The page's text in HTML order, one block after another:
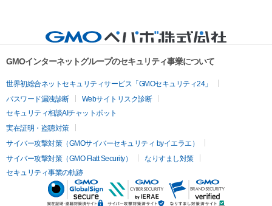
GMOインターネットグループのセキュリティ事業について
世界初総合ネットセキュリティサービス「GMOセキュリティ24」
パスワード漏洩診断
Webサイトリスク診断
セキュリティ相談AIチャットボット
実在証明・盗聴対策
サイバー攻撃対策（GMOサイバーセキュリティ byイエラエ）
サイバー攻撃対策（GMO Flatt Security）
なりすまし対策
セキュリティ事業の軌跡